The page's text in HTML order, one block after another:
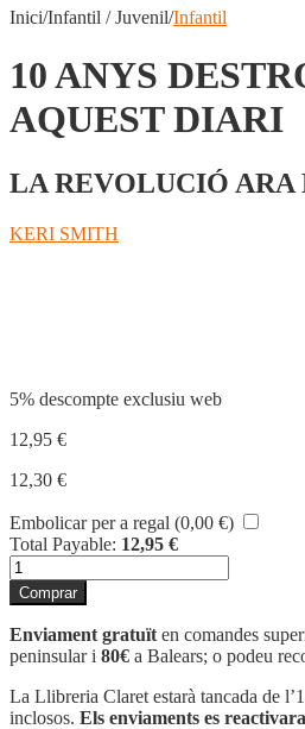
Inici/Infantil / Juvenil/Infantil
10 ANYS
AQUEST DIARI
LA REVOLUCIÓ ARA
KERI SMITH
5% descompte exclusiu web
12,95 €
12,30 €
Embolicar per a regal (0,00 €)
Total Payable: 12,95 €
quantitat
de
10
ANYS
DESTROSSANT
AQUEST
DIARI
Comprar
Enviament gratuït en comandes
peninsular i 80€ a Balears; o podeu
La Llibreria Claret estarà tancada de
inclosos. Els enviaments es